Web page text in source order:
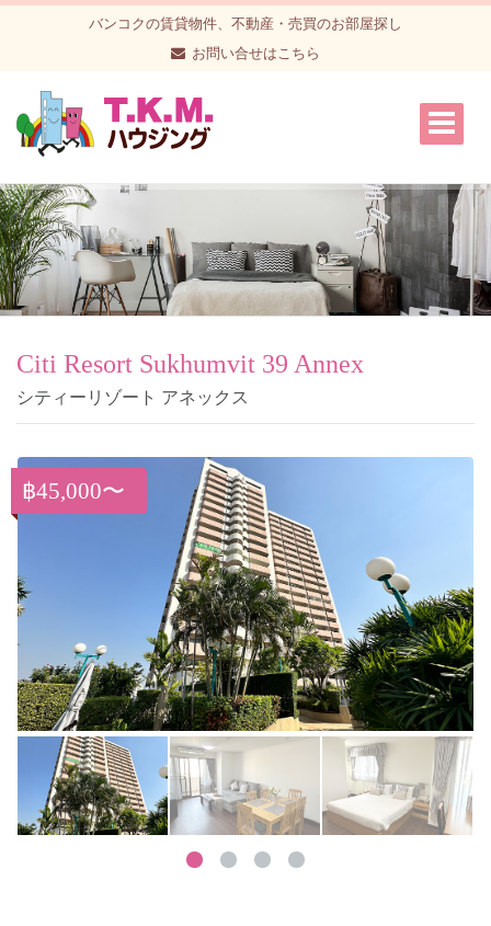
バンコクの賃貸物件、不動産・売買のお部屋探し
お問い合せはこちら
Citi Resort Sukhumvit 39 Annex
シティーリゾート アネックス
฿45,000〜